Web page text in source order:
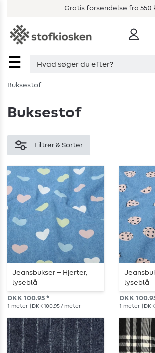
Gratis forsendelse fra 550
☰
Buksestof
Buksestof
Filtrer & Sorter
Jeansbukser – Hjerter,
lyseblå
DKK 100.95 *
1 meter | DKK 100.95 / meter
lyseblå
DKK
1 meter |